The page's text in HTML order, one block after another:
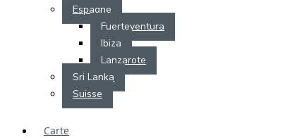
Espagne
Fuerteventura
Ibiza
Lanzarote
Sri Lanka
Suisse
Carte